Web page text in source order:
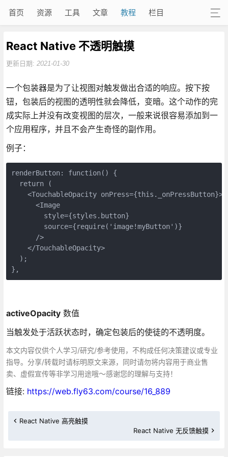
首页 资源 工具 文章 教程 栏目
React Native 不透明触摸
更新日期: 2021-01-30
一个包装器是为了让视图对触发做出合适的响应。按下按
钮，包装后的视图的透明性就会降低，变暗。这个动作的完
成实际上并没有改变视图的层次，一般来说很容易添加到一
个应用程序，并且不会产生奇怪的副作用。
例子：
renderButton: function() {
  return (
    <TouchableOpacity onPress={this._onPressButton}>
      <Image
        style={styles.button}
        source={require('image!myButton')}
      />
    </TouchableOpacity>
  );
},
activeOpacity数值
当触发处于活跃状态时，确定包装后的使徒的不透明度。
本文内容仅供个人学习/研究/参考使用，不构成任何决策建议或专业
指导。分享/转载时请标明原文来源，同时请勿将内容用于商业售
卖、虚假宣传等非学习用途哦～感谢您的理解与支持！
链接: https://web.fly63.com/course/16_889
React Native 高亮触摸
React Native 无反馈触摸